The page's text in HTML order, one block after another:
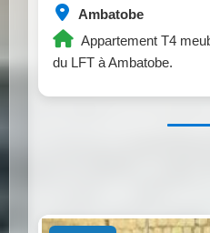
Ambatobe
Appartement T4
du LFT à Ambatobe.